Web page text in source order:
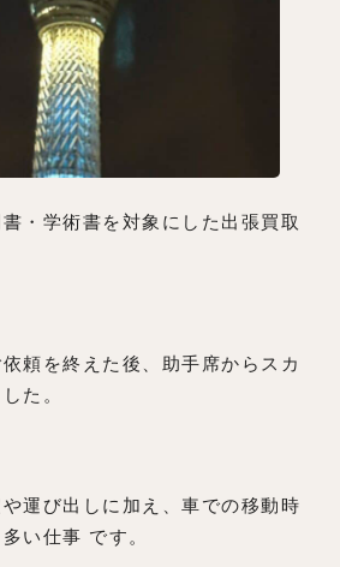
・学術書を対象にした出張買取
頼を終えた後、助手席からスカ
た。
運び出しに加え、車での移動時
い仕事 です。